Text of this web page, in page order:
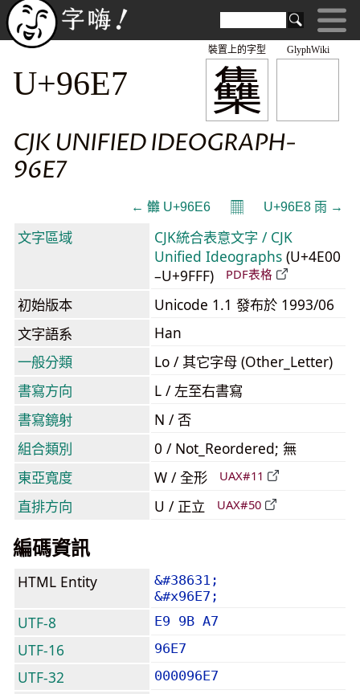
GlyphWiki
雧
裝置上的字型
U+96E7
CJK UNIFIED IDEOGRAPH-
96E7
← 雦 U+96E6 𝄜 U+96E8 雨 →
文字區域
CJK統合表意文字 / CJK
Unified Ideographs (U+4E00
–U+9FFF)
PDF表格
初始版本
Unicode 1.1 發布於 1993/06
文字語系
Han
一般分類
Lo / 其它字母 (Other_Letter)
書寫方向
L / 左至右書寫
書寫鏡射
N / 否
組合類別
0 / Not_Reordered; 無
東亞寬度
W / 全形 UAX#11
直排方向 U / 正立 UAX#50
編碼資訊
HTML Entity
&#38631;
&#x96E7;
UTF-8 E9 9B A7
UTF-16 96E7
UTF-32 000096E7